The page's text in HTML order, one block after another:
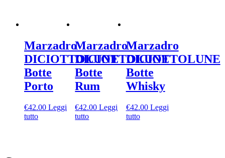
Marzadro
DICIOTTOLUNE
Botte
Porto
€42.00 Leggi
tutto
Marzadro
DICIOTTOLUNE
Botte
Rum
€42.00 Leggi
tutto
Marzadro
DICIOTTOLUNE
Botte
Whisky
€42.00 Leggi
tutto